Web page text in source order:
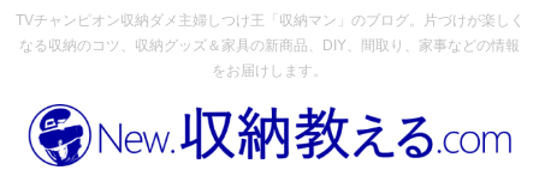
TVチャンピオン収納ダメ主婦しつけ王「収納マン」のブログ。片づけが楽しく
なる収納のコツ、収納グッズ＆家具の新商品、DIY、間取り、家事などの情報
をお届けします。